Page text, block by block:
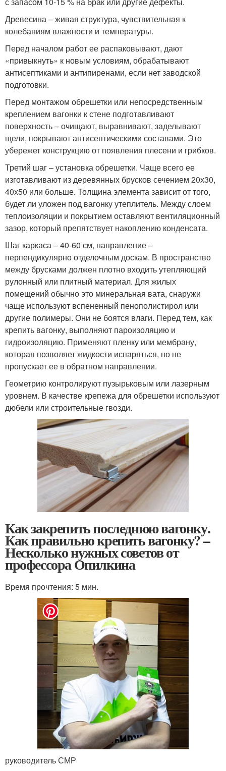
Древесина – живая структура, чувствительная к
колебаниям влажности и температуры.
Перед началом работ ее распаковывают, дают
«привыкнуть» к новым условиям, обрабатывают
антисептиками и антипиренами, если нет заводской
подготовки.
Перед монтажом обрешетки или непосредственным
креплением вагонки к стене подготавливают
поверхность – очищают, выравнивают, заделывают
щели, покрывают антисептическими составами. Это
убережет конструкцию от появления плесени и грибков.
Третий шаг – установка обрешетки. Чаще всего ее
изготавливают из деревянных брусков сечением 20х30,
40х50 или больше. Толщина элемента зависит от того,
будет ли уложен под вагонку утеплитель. Между слоем
теплоизоляции и покрытием оставляют вентиляционный
зазор, который препятствует накоплению конденсата.
Шаг каркаса – 40-60 см, направление –
перпендикулярно отделочным доскам. В пространство
между брусками должен плотно входить утепляющий
рулонный или плитный материал. Для жилых
помещений обычно это минеральная вата, снаружи
чаще используют вспененный пенополистирол или
другие полимеры. Они не боятся влаги. Перед тем, как
крепить вагонку, выполняют пароизоляцию и
гидроизоляцию. Применяют пленку или мембрану,
которая позволяет жидкости испаряться, но не
пропускает ее в обратном направлении.
Геометрию контролируют пузырьковым или лазерным
уровнем. В качестве крепежа для обрешетки используют
дюбели или строительные гвозди.
Как закрепить последнюю вагонку.
Как правильно крепить вагонку? –
Несколько нужных советов от
профессора Опилкина
Время прочтения: 5 мин.
руководитель СМР